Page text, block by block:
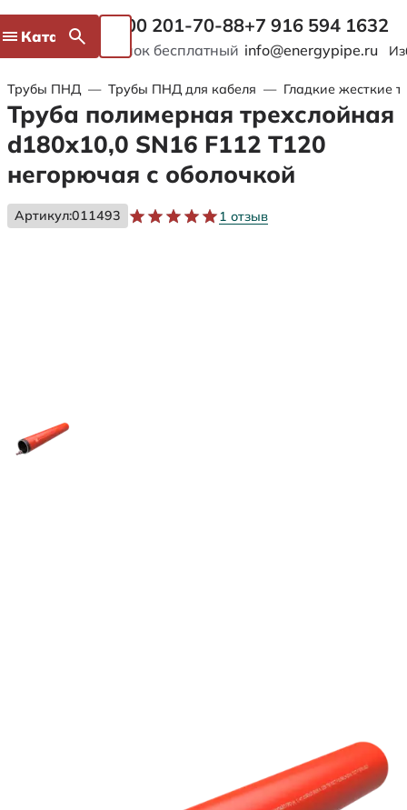
Каталог 8 800 201-70-88
Звонок бесплатный
+7 916 594 1632
info@energypipe.ru
Трубы ПНД — Трубы ПНД для кабеля — Гладкие жесткие
Труба полимерная трехслойная
d180х10,0 SN16 F112 Т120
негорючая с оболочкой
Артикул:011493 1 отзыв